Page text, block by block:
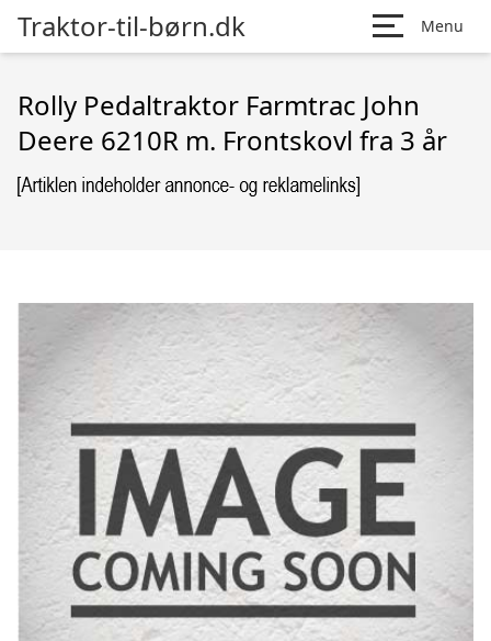
Traktor-til-børn.dk Menu
Rolly Pedaltraktor Farmtrac John
Deere 6210R m. Frontskovl fra 3 år